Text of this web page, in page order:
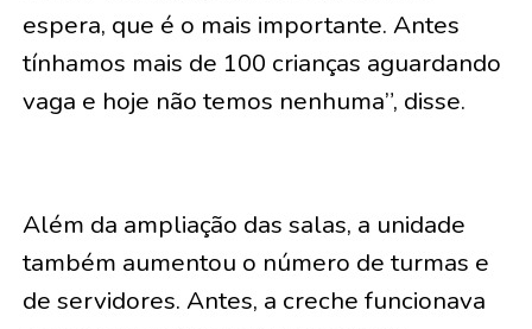
espera, que é o mais importante. Antes
tínhamos mais de 100 crianças aguardando
vaga e hoje não temos nenhuma”, disse.
Além da ampliação das salas, a unidade
também aumentou o número de turmas e
de servidores. Antes, a creche funcionava